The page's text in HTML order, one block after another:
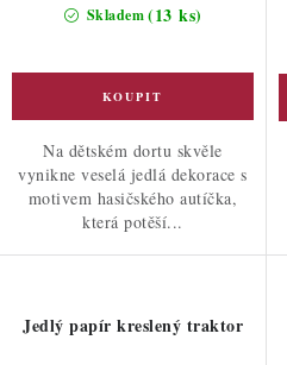
Skladem(13 ks)
Na dětském dortu skvěle
vynikne veselá jedlá dekorace s
motivem hasičského autíčka,
která potěší...
Jedlý papír kreslený traktor